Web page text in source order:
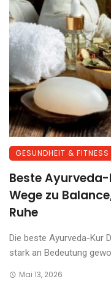
GESUNDHEIT & FITNESS
Beste
Wege zu
Ruhe
Die beste Ayurveda-Kur
stark an Bedeutung
Mai 13, 2026